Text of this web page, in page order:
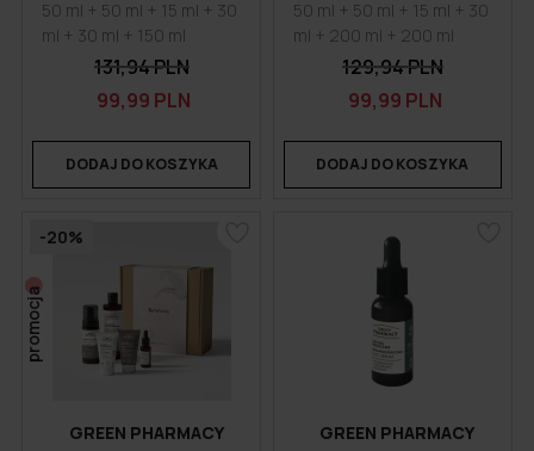
50 ml + 50 ml + 15 ml + 30
ml + 30 ml + 150 ml
131,94 PLN
99,99 PLN
DODAJ DO KOSZYKA
50 ml + 50 ml + 15 ml + 30
ml + 200 ml + 200 ml
129,94 PLN
99,99 PLN
DODAJ DO KOSZYKA
-20%
promocja
GREEN PHARMACY GREEN PHARMACY